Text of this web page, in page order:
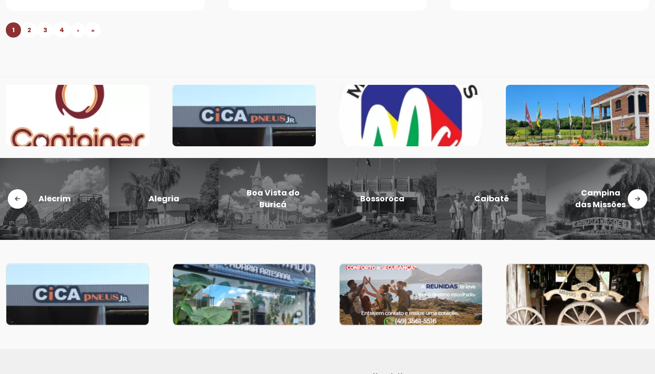
1 2 3 4 › »
Candido
Godói
Cerro Largo
Dezesseis de
Novembro
Doutor
Maurício
Cardoso
Entre-Ijuís
Eugênio de
Castro